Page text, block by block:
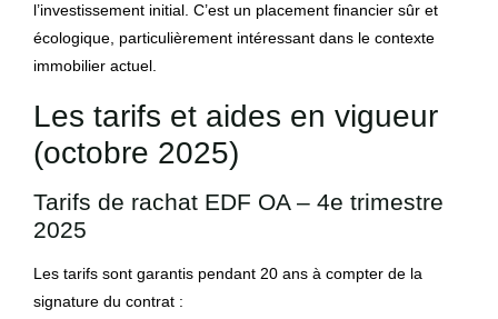
l’investissement initial. C’est un placement financier sûr et
écologique, particulièrement intéressant dans le contexte
immobilier actuel.
Les tarifs et aides en vigueur
(octobre 2025)
Tarifs de rachat EDF OA – 4e trimestre
2025
Les tarifs sont garantis pendant 20 ans à compter de la
signature du contrat :